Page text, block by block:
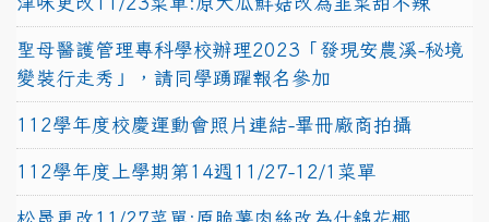
聖母醫護管理專科學校辦理2023「發現安農溪-秘境
變裝行走秀」，請同學踴躍報名參加
112學年度校慶運動會照片連結-畢冊廠商拍攝
112學年度上學期第14週11/27-12/1菜單
松晟更改11/27菜單:原脆薯肉絲改為什錦花椰